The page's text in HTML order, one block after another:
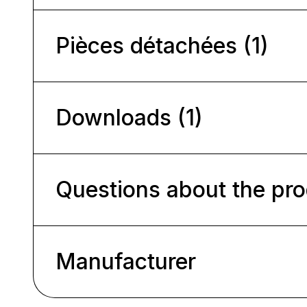
Pièces détachées (1)
Downloads (1)
Questions about the
Manufacturer